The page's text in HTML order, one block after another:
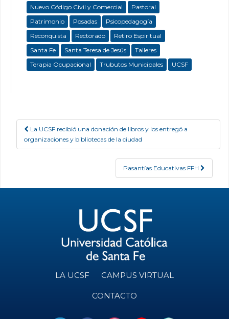
Nuevo Código Civil y Comercial
Pastoral
Patrimonio
Posadas
Psicopedagogía
Reconquista
Rectorado
Retiro Espiritual
Santa Fe
Santa Teresa de Jesús
Talleres
Terapia Ocupacional
Trubutos Municipales UCSF
Post navigation
La UCSF recibió una donación de libros y los entregó a
organizaciones y bibliotecas de la ciudad
Pasantías Educativas FFH
LA UCSF CAMPUS VIRTUAL
CONTACTO